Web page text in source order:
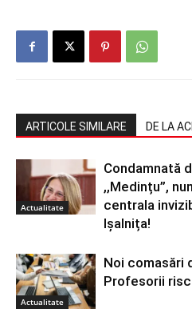
ARTICOLE SIMILARE DE LA
Actualitate
Condamnată
,,Medințu”,
centrala
Ișalnița!
Actualitate
Noi comasări
Profesorii